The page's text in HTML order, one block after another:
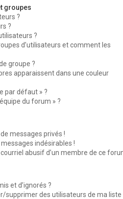
groupes
?
?
?
d’utilisateurs et comment les
groupe ?
apparaissent dans une couleur
par défaut » ?
du forum » ?
messages privés !
indésirables !
abusif d’un membre de ce
et d’ignorés ?
supprimer des utilisateurs de ma liste